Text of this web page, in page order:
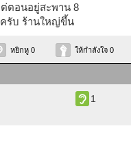
ตอนอยู่สะพาน 8
ครับ ร้านใหญ่ขึ้น
หยิกหู 0 ให้กำลังใจ 0
1